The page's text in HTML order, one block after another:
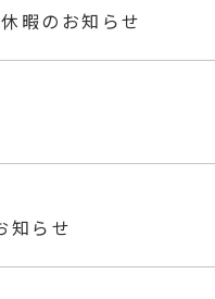
暇のお知らせ
知らせ